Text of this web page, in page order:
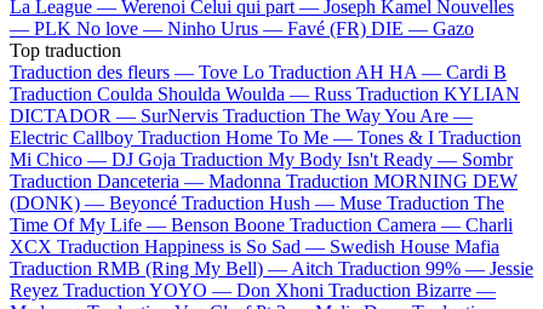
La League — Werenoi Celui qui part — Joseph Kamel Nouvelles
— PLK No love — Ninho Urus — Favé (FR) DIE — Gazo
Top traduction
Traduction des fleurs — Tove Lo Traduction AH HA — Cardi B
Traduction Coulda Shoulda Woulda — Russ Traduction KYLIAN
DICTADOR — SurNervis Traduction The Way You Are —
Electric Callboy Traduction Home To Me — Tones & I Traduction
Mi Chico — DJ Goja Traduction My Body Isn't Ready — Sombr
Traduction Danceteria — Madonna Traduction MORNING DEW
(DONK) — Beyoncé Traduction Hush — Muse Traduction The
Time Of My Life — Benson Boone Traduction Camera — Charli
XCX Traduction Happiness is So Sad — Swedish House Mafia
Traduction RMB (Ring My Bell) — Aitch Traduction 99% — Jessie
Reyez Traduction YOYO — Don Xhoni Traduction Bizarre —